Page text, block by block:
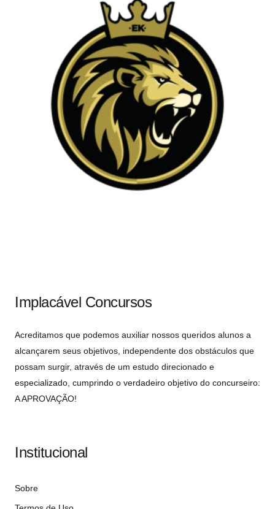
Implacável Concursos
Acreditamos que podemos auxiliar nossos queridos alunos a
alcançarem seus objetivos, independente dos obstáculos que
possam surgir, através de um estudo direcionado e
especializado, cumprindo o verdadeiro objetivo do concurseiro:
A APROVAÇÃO!
Institucional
Sobre